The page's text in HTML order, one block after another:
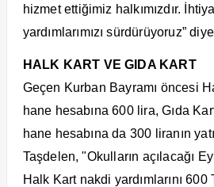
hizmet ettiğimiz halkımızdır.
yardımlarımızı sürdürüyoruz”
HALK KART VE GIDA KART
Geçen Kurban Bayramı öncesi
hane hesabına 600 lira, Gıda
hane hesabına da 300 liranın
Taşdelen, "Okulların açılacağı
Halk Kart nakdi yardımlarını